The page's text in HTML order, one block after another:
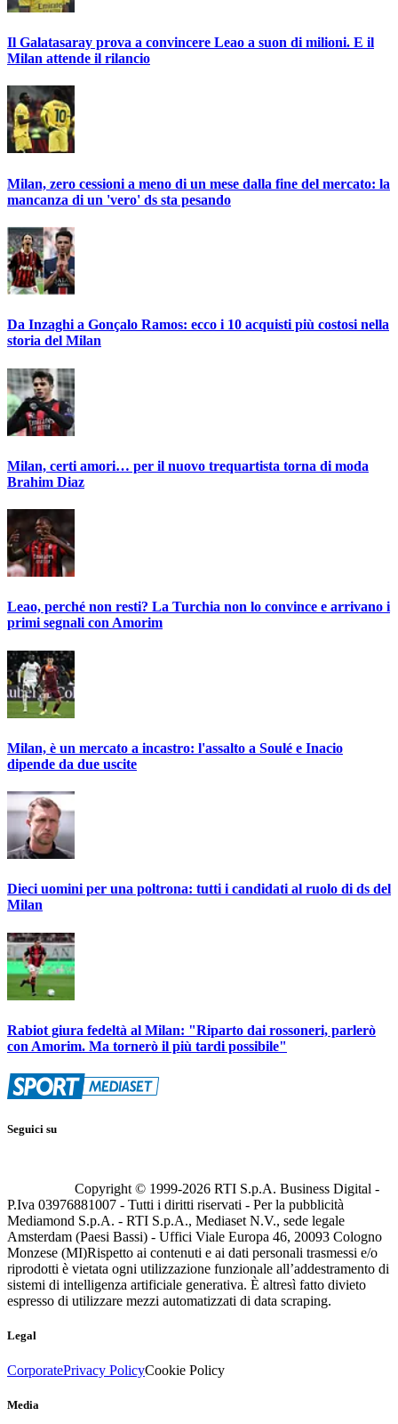
Il Galatasaray prova a convincere Leao a suon di milioni. E il
Milan attende il rilancio
Milan, zero cessioni a meno di un mese dalla fine del mercato: la
mancanza di un 'vero' ds sta pesando
Da Inzaghi a Gonçalo Ramos: ecco i 10 acquisti più costosi nella
storia del Milan
Milan, certi amori… per il nuovo trequartista torna di moda
Brahim Diaz
Leao, perché non resti? La Turchia non lo convince e arrivano i
primi segnali con Amorim
Milan, è un mercato a incastro: l'assalto a Soulé e Inacio
dipende da due uscite
Dieci uomini per una poltrona: tutti i candidati al ruolo di ds del
Milan
Rabiot giura fedeltà al Milan: "Riparto dai rossoneri, parlerò
con Amorim. Ma tornerò il più tardi possibile"
Seguici su
Copyright © 1999-2026 RTI S.p.A. Business Digital -
P.Iva 03976881007 - Tutti i diritti riservati - Per la pubblicità
Mediamond S.p.A. - RTI S.p.A., Mediaset N.V., sede legale
Amsterdam (Paesi Bassi) - Uffici Viale Europa 46, 20093 Cologno
Monzese (MI)Rispetto ai contenuti e ai dati personali trasmessi e/o
riprodotti è vietata ogni utilizzazione funzionale all’addestramento di
sistemi di intelligenza artificiale generativa. È altresì fatto divieto
espresso di utilizzare mezzi automatizzati di data scraping.
Legal
CorporatePrivacy PolicyCookie Policy
Media